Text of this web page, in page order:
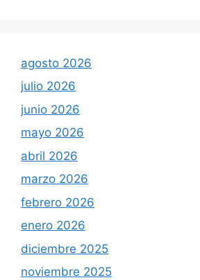
agosto 2026
julio 2026
junio 2026
mayo 2026
abril 2026
marzo 2026
febrero 2026
enero 2026
diciembre 2025
noviembre 2025